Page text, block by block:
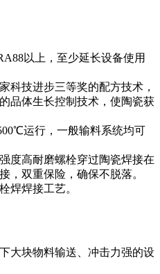
以上，至少延长设备使用
技进步三等奖的配方技术，
品体生长控制技术，使陶瓷获
运行，一般输料系统均可
高耐磨螺栓穿过陶瓷焊接在
，双重保险，确保不脱落。
焊接工艺。
块物料输送、冲击力强的设